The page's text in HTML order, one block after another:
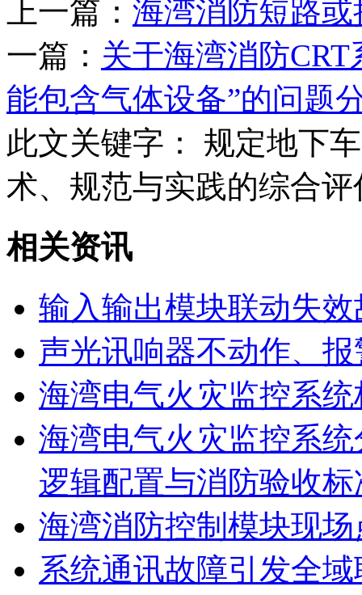
上一篇： 海湾消防短路
一篇： 关于海湾消防
能包含气体设备”的问题
此文关键字：
规定地下
术、规范与实践的综合评
相关资讯
输入输出模块联动失效
声光讯响器不动作、
海湾电气火灾监控系
海湾电气火灾监控系
逻辑配置与消防验收标
海湾消防控制模块现
系统通讯故障引发全